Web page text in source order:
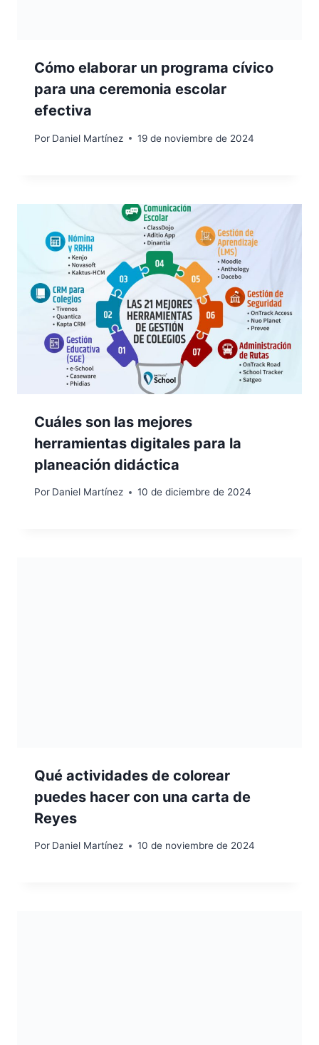
Cómo elaborar un programa cívico
para una ceremonia escolar
efectiva
Por Daniel Martínez 19 de noviembre de 2024
Cuáles son las mejores
herramientas digitales para la
planeación didáctica
Por Daniel Martínez 10 de diciembre de 2024
Qué actividades de colorear
puedes hacer con una carta de
Reyes
Por Daniel Martínez 10 de noviembre de 2024